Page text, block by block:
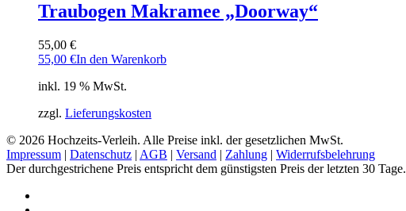
Traubogen Makramee „Doorway“
55,00 €
55,00 €In den Warenkorb
inkl. 19 % MwSt.
zzgl. Lieferungskosten
© 2026 Hochzeits-Verleih. Alle Preise inkl. der gesetzlichen MwSt.
Impressum | Datenschutz | AGB | Versand | Zahlung | Widerrufsbelehrung
Der durchgestrichene Preis entspricht dem günstigsten Preis der letzten 30 Tage.